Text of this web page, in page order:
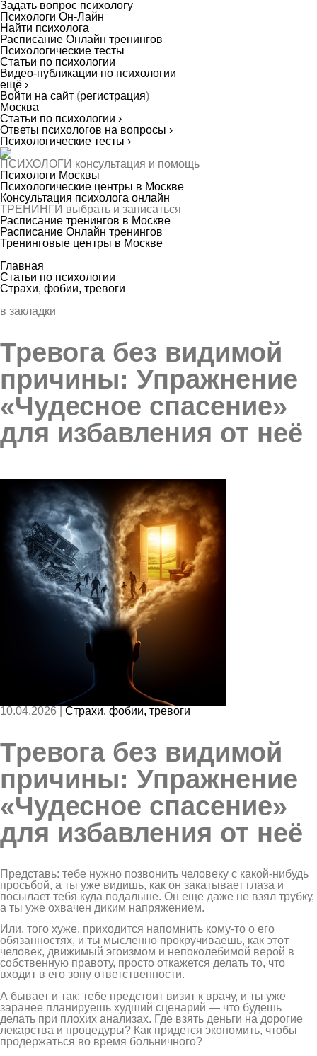
Задать вопрос психологу
Психологи Он-Лайн
Найти психолога
Расписание Онлайн тренингов
Психологические тесты
Статьи по психологии
Видео-публикации по психологии
ещё ›
Войти на сайт (регистрация)
Москва
Статьи по психологии ›
Ответы психологов на вопросы ›
Психологические тесты ›
ПСИХОЛОГИ консультация и помощь
Психологи Москвы
Психологические центры в Москве
Консультация психолога онлайн
ТРЕНИНГИ выбрать и записаться
Расписание тренингов в Москве
Расписание Онлайн тренингов
Тренинговые центры в Москве
Главная
Статьи по психологии
Страхи, фобии, тревоги
в закладки
Тревога без видимой
причины: Упражнение
«Чудесное спасение»
для избавления от неё
10.04.2026 | Страхи, фобии, тревоги
Тревога без видимой
причины: Упражнение
«Чудесное спасение»
для избавления от неё
Представь: тебе нужно позвонить человеку с какой-нибудь
просьбой, а ты уже видишь, как он закатывает глаза и
посылает тебя куда подальше. Он еще даже не взял трубку,
а ты уже охвачен диким напряжением.
Или, того хуже, приходится напомнить кому-то о его
обязанностях, и ты мысленно прокручиваешь, как этот
человек, движимый эгоизмом и непоколебимой верой в
собственную правоту, просто откажется делать то, что
входит в его зону ответственности.
А бывает и так: тебе предстоит визит к врачу, и ты уже
заранее планируешь худший сценарий — что будешь
делать при плохих анализах. Где взять деньги на дорогие
лекарства и процедуры? Как придется экономить, чтобы
продержаться во время больничного?